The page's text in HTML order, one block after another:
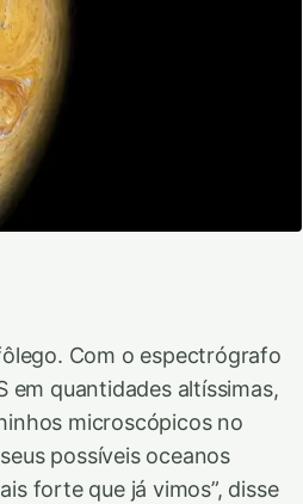
Com o espectrógrafo
em quantidades altíssimas,
microscópicos no
possíveis oceanos
forte que já vimos”, disse